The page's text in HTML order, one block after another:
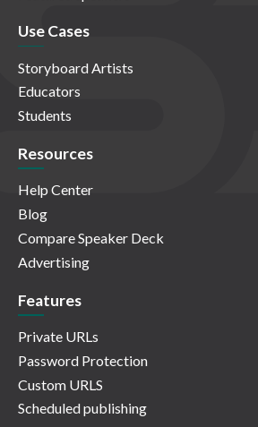
Use Cases
Storyboard Artists
Educators
Students
Resources
Help Center
Blog
Compare Speaker Deck
Advertising
Features
Private URLs
Password Protection
Custom URLS
Scheduled publishing